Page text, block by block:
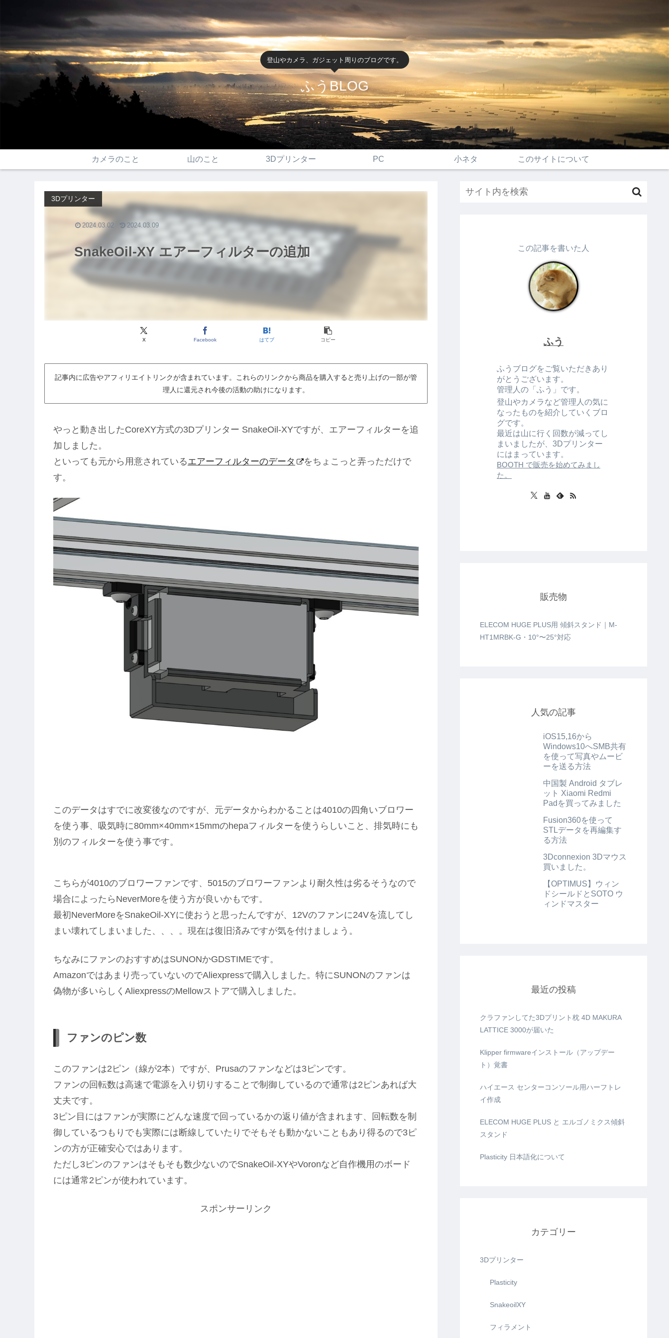
登山やカメラ、ガジェット周りのブログです。
ふうBLOG
カメラのこと 山のこと 3Dプリンター PC 小ネタ このサイトについて
SnakeOil-XY エアーフィルターの追加
3Dプリンター
X Facebook はてブ コピー
2024.03.02 2024.03.09
記事内に広告やアフィリエイトリンクが含まれています。これらのリンクから商品を購入すると売り上げの一部が管
理人に還元され今後の活動の助けになります。
やっと動き出したCoreXY方式の3Dプリンター SnakeOil-XYですが、エアーフィルターを追
加しました。
といっても元から用意されているエアーフィルターのデータ
をちょこっと弄っただけで
す。
このデータはすでに改変後なのですが、元データからわかることは4010の四角いブロワー
を使う事、吸気時に80mm×40mm×15mmのhepaフィルターを使うらしいこと、排気時にも
別のフィルターを使う事です。
こちらが4010のブロワーファンです、5015のブロワーファンより耐久性は劣るそうなので
場合によったらNeverMoreを使う方が良いかもです。
最初NeverMoreをSnakeOil-XYに使おうと思ったんですが、12Vのファンに24Vを流してし
まい壊れてしまいました、、、。現在は復旧済みですが気を付けましょう。
ちなみにファンのおすすめはSUNONかGDSTIMEです。
Amazonではあまり売っていないのでAliexpressで購入しました。特にSUNONのファンは
偽物が多いらしくAliexpressのMellowストアで購入しました。
ファンのピン数
このファンは2ピン（線が2本）ですが、Prusaのファンなどは3ピンです。
ファンの回転数は高速で電源を入り切りすることで制御しているので通常は2ピンあれば大
丈夫です。
3ピン目にはファンが実際にどんな速度で回っているかの返り値が含まれます、回転数を制
御しているつもりでも実際には断線していたりでそもそも動かないこともあり得るので3ピ
ンの方が正確安心ではあります。
ただし3ピンのファンはそもそも数少ないのでSnakeOil-XYやVoronなど自作機用のボード
には通常2ピンが使われています。
スポンサーリンク
この記事を書いた人
ふう
ふうブログをご覧いただきあり
がとうございます。
管理人の「ふう」です。
登山やカメラなど管理人の気に
なったものを紹介していくブロ
グです。
最近は山に行く回数が減ってし
まいましたが、3Dプリンター
にはまっています。
BOOTH で販売を始めてみまし
た。
販売物
ELECOM HUGE PLUS用 傾斜スタンド｜M-
HT1MRBK-G・10°〜25°対応
人気の記事
iOS15,16から
Windows10へSMB共有
を使って写真やムービ
ーを送る方法
中国製 Android タブレ
ット Xiaomi Redmi
Padを買ってみました
Fusion360を使って
STLデータを再編集す
る方法
3Dconnexion 3Dマウス
買いました。
【OPTIMUS】ウィン
ドシールドとSOTO ウ
ィンドマスター
最近の投稿
クラファンしてた3Dプリント枕 4D MAKURA
LATTICE 3000が届いた
Klipper firmwareインストール（アップデー
ト）覚書
ハイエース センターコンソール用ハーフトレ
イ作成
ELECOM HUGE PLUS と エルゴノミクス傾斜
スタンド
Plasticity 日本語化について
カテゴリー
3Dプリンター
Plasticity
SnakeoilXY
フィラメント